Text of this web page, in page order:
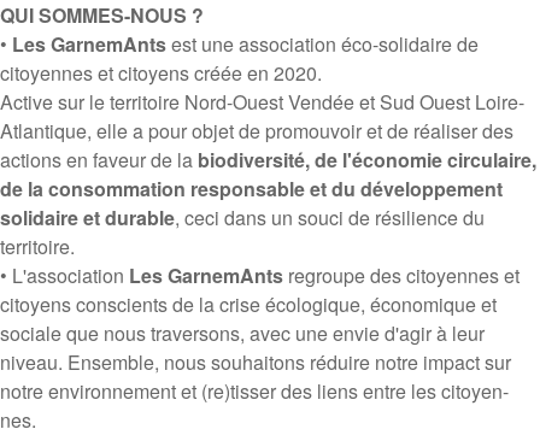
QUI SOMMES-NOUS ?
• Les GarnemAntsest une association éco-solidaire de
citoyennes et citoyens créée en 2020.
Active sur le territoire Nord-Ouest Vendée et Sud Ouest Loire-
Atlantique, elle a pour objet de promouvoir et de réaliser des
actions en faveur de la biodiversité, de l'économie circulaire,
de la consommation responsable et du développement
solidaire et durable, ceci dans un souci de résilience du
territoire.
• L'association Les GarnemAnts regroupe des citoyennes et
citoyens conscients de la crise écologique, économique et
sociale que nous traversons, avec une envie d'agir à leur
niveau. Ensemble, nous souhaitons réduire notre impact sur
notre environnement et (re)tisser des liens entre les citoyen-
nes.